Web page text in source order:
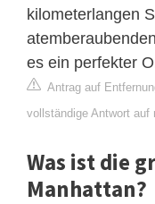
kilometerlangen
es ein perfekter
Antrag auf
vollständige Antwort auf
Was ist die
Manhattan?